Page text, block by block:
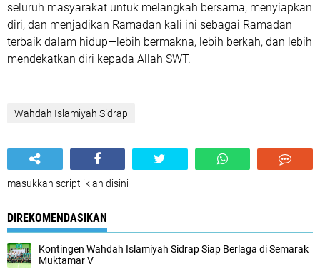
seluruh masyarakat untuk melangkah bersama, menyiapkan
diri, dan menjadikan Ramadan kali ini sebagai Ramadan
terbaik dalam hidup—lebih bermakna, lebih berkah, dan lebih
mendekatkan diri kepada Allah SWT.
Wahdah Islamiyah Sidrap
masukkan script iklan disini
DIREKOMENDASIKAN
Kontingen Wahdah Islamiyah Sidrap Siap Berlaga di Semarak
Muktamar V